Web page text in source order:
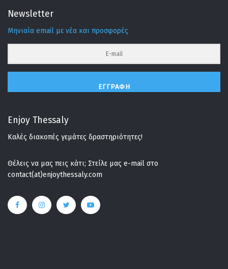
Newsletter
Μηνιαία email με νέα και προσφορές
ΕΓΓΡΑΦΉ
Enjoy Thessaly
Καλές διακοπές γεμάτες δραστηριότητες!
Θέλεις να μας πεις κάτι; Στείλε μας e-mail στο
contact(at)enjoythessaly.com